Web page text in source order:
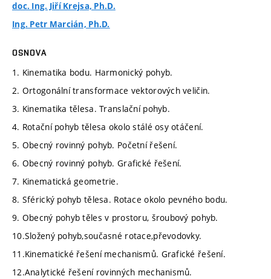
doc. Ing. Jiří Krejsa, Ph.D.
Ing. Petr Marcián, Ph.D.
OSNOVA
1. Kinematika bodu. Harmonický pohyb.
2. Ortogonální transformace vektorových veličin.
3. Kinematika tělesa. Translační pohyb.
4. Rotační pohyb tělesa okolo stálé osy otáčení.
5. Obecný rovinný pohyb. Početní řešení.
6. Obecný rovinný pohyb. Grafické řešení.
7. Kinematická geometrie.
8. Sférický pohyb tělesa. Rotace okolo pevného bodu.
9. Obecný pohyb těles v prostoru, šroubový pohyb.
10.Složený pohyb,současné rotace,převodovky.
11.Kinematické řešení mechanismů. Grafické řešení.
12.Analytické řešení rovinných mechanismů.